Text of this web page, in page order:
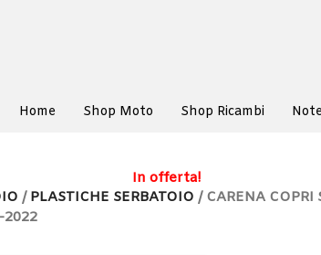
Home Shop Moto Shop Ricambi
/ PLASTICHE SERBATOIO / CARENA COPRI
2022
In offerta!